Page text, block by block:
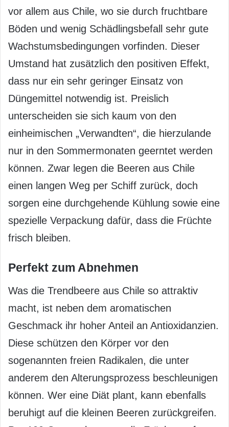
vor allem aus Chile, wo sie durch fruchtbare
Böden und wenig Schädlingsbefall sehr gute
Wachstumsbedingungen vorfinden. Dieser
Umstand hat zusätzlich den positiven Effekt,
dass nur ein sehr geringer Einsatz von
Düngemittel notwendig ist. Preislich
unterscheiden sie sich kaum von den
einheimischen „Verwandten“, die hierzulande
nur in den Sommermonaten geerntet werden
können. Zwar legen die Beeren aus Chile
einen langen Weg per Schiff zurück, doch
sorgen eine durchgehende Kühlung sowie eine
spezielle Verpackung dafür, dass die Früchte
frisch bleiben.
Perfekt zum Abnehmen
Was die Trendbeere aus Chile so attraktiv
macht, ist neben dem aromatischen
Geschmack ihr hoher Anteil an Antioxidanzien.
Diese schützen den Körper vor den
sogenannten freien Radikalen, die unter
anderem den Alterungsprozess beschleunigen
können. Wer eine Diät plant, kann ebenfalls
beruhigt auf die kleinen Beeren zurückgreifen.